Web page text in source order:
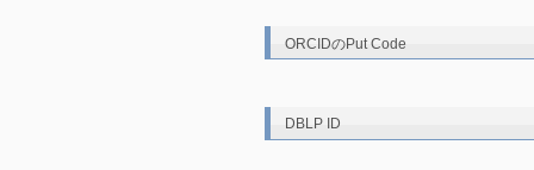
ORCIDのPut Code
DBLP ID